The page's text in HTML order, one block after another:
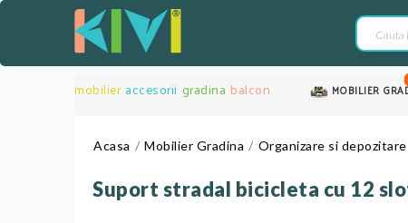
mobilier accesorii gradina balcon MOBILIER
Acasa Mobilier Gradina Organizare si depozitare
Suport stradal bicicleta cu 12